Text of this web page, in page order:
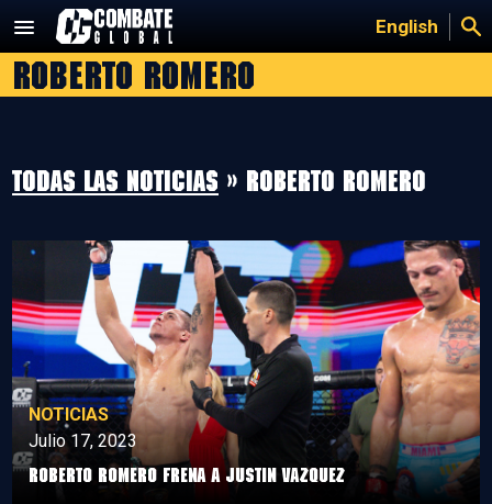
contenido
English
Roberto Romero
Todas las noticias » Roberto Romero
NOTICIAS
Julio 17, 2023
Roberto Romero frena a Justin Vazquez